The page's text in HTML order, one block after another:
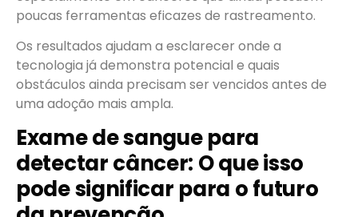
poucas ferramentas eficazes de rastreamento.
Os resultados ajudam a esclarecer onde a
tecnologia já demonstra potencial e quais
obstáculos ainda precisam ser vencidos antes de
uma adoção mais ampla.
Exame de sangue para
detectar câncer: O que isso
pode significar para o futuro